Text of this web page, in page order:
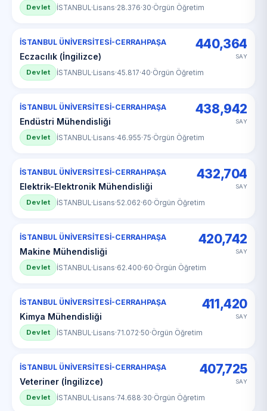
Devlet İSTANBUL ·Lisans·28.376·30·Örgün Öğretim
İSTANBUL ÜNİVERSİTESİ-CERRAHPAŞA
Eczacılık (İngilizce)
440,364
SAY
Devlet İSTANBUL ·Lisans·45.817·40·Örgün Öğretim
İSTANBUL ÜNİVERSİTESİ-CERRAHPAŞA
Endüstri Mühendisliği
438,942
SAY
Devlet İSTANBUL ·Lisans·46.955·75·Örgün Öğretim
İSTANBUL ÜNİVERSİTESİ-CERRAHPAŞA
Elektrik-Elektronik Mühendisliği
432,704
SAY
Devlet İSTANBUL ·Lisans·52.062·60·Örgün Öğretim
İSTANBUL ÜNİVERSİTESİ-CERRAHPAŞA
Makine Mühendisliği
420,742
SAY
Devlet İSTANBUL ·Lisans·62.400·60·Örgün Öğretim
İSTANBUL ÜNİVERSİTESİ-CERRAHPAŞA
Kimya Mühendisliği
411,420
SAY
Devlet İSTANBUL ·Lisans·71.072·50·Örgün Öğretim
İSTANBUL ÜNİVERSİTESİ-CERRAHPAŞA
Veteriner (İngilizce)
407,725
SAY
Devlet İSTANBUL ·Lisans·74.688·30·Örgün Öğretim